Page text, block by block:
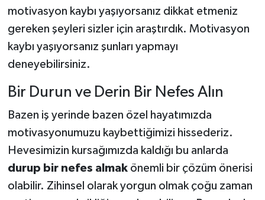
motivasyon kaybı yaşıyorsanız dikkat etmeniz
gereken şeyleri sizler için araştırdık. Motivasyon
kaybı yaşıyorsanız şunları yapmayı
deneyebilirsiniz.
Bir Durun ve Derin Bir Nefes Alın
Bazen iş yerinde bazen özel hayatımızda
motivasyonumuzu kaybettiğimizi hissederiz.
Hevesimizin kursağımızda kaldığı bu anlarda
durup bir nefes almak önemli bir çözüm önerisi
olabilir. Zihinsel olarak yorgun olmak çoğu zaman